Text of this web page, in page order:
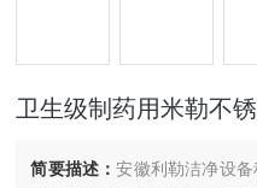
卫生级制药用米勒不
简要描述：安徽利勒洁净设